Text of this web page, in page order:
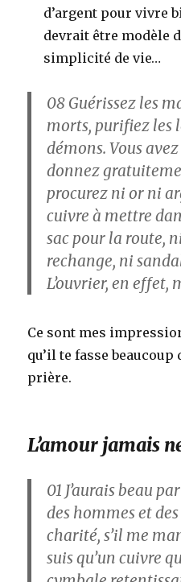
d’argent pour vivre
devrait être modèle
simplicité de vie…
08 Guérissez les
morts, purifiez les
démons. Vous
donnez
procurez ni or ni
cuivre à mettre
sac pour la route,
rechange, ni
L’ouvrier, en
Ce sont mes
qu’il te fasse beaucoup
prière.
L’amour jamais
01 J’aurais beau
des hommes et
charité, s’il me
suis qu’un cuivre